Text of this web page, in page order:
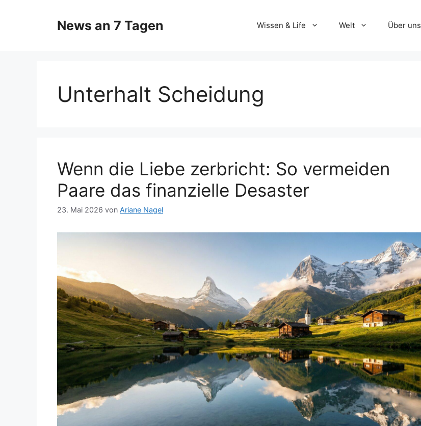
News an 7 Tagen Wissen & Life Welt Über uns
Unterhalt Scheidung
Wenn die Liebe zerbricht: So vermeiden
Paare das finanzielle Desaster
23. Mai 2026 von Ariane Nagel